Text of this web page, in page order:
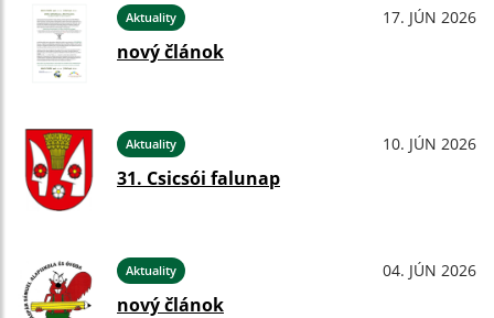
Aktuality 17. JÚN 2026
nový článok
Aktuality 10. JÚN 2026
31. Csicsói falunap
Aktuality 04. JÚN 2026
nový článok